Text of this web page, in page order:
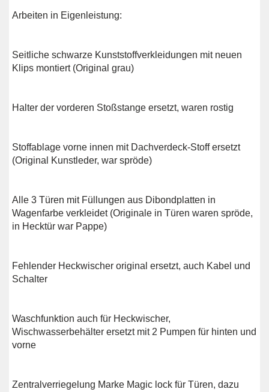
Arbeiten in Eigenleistung:
Seitliche schwarze Kunststoffverkleidungen mit neuen
Klips montiert (Original grau)
Halter der vorderen Stoßstange ersetzt, waren rostig
Stoffablage vorne innen mit Dachverdeck-Stoff ersetzt
(Original Kunstleder, war spröde)
Alle 3 Türen mit Füllungen aus Dibondplatten in
Wagenfarbe verkleidet (Originale in Türen waren spröde,
in Hecktür war Pappe)
Fehlender Heckwischer original ersetzt, auch Kabel und
Schalter
Waschfunktion auch für Heckwischer,
Wischwasserbehälter ersetzt mit 2 Pumpen für hinten und
vorne
Zentralverriegelung Marke Magic lock für Türen, dazu